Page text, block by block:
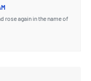
rose again in the name of